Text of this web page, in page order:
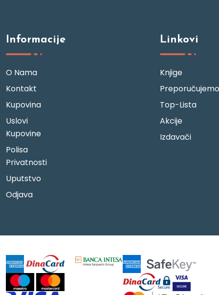
Informacije
O Nama
Kontakt
Kupovina
Uslovi
Kupovine
Polisa
Privatnosti
Uputstvo
Odjava
Linkovi
Knjige
Preporučujemo
Top-Lista
Akcije
Izdavači